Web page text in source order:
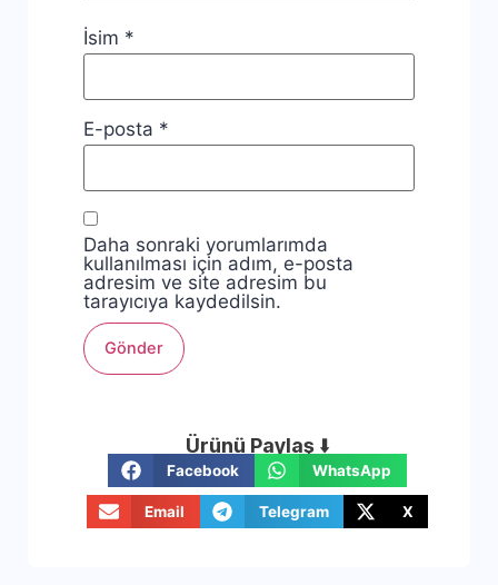
İsim *
E-posta *
Daha sonraki yorumlarımda
kullanılması için adım, e-posta
adresim ve site adresim bu
tarayıcıya kaydedilsin.
Ürünü Paylaş ⬇️
Facebook WhatsApp
Email Telegram X